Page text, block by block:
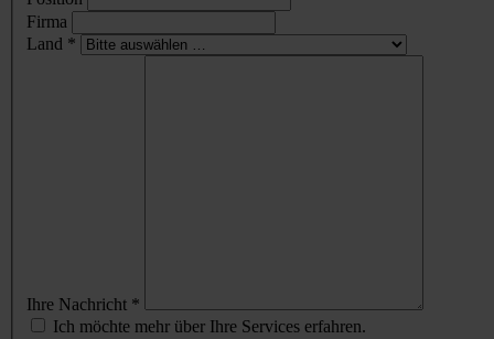
Firma
Land *
Ihre Nachricht *
Ich möchte mehr über Ihre Services erfahren.